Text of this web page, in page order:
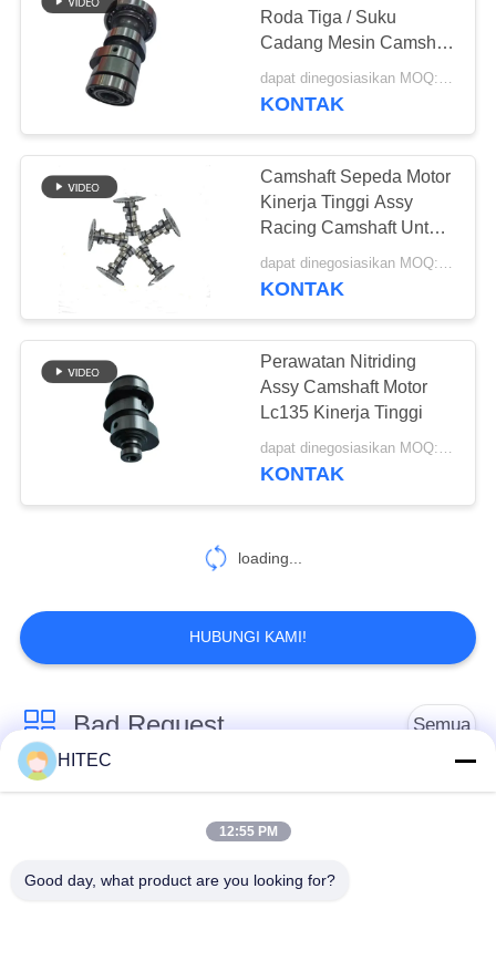
Roda Tiga / Suku
Cadang Mesin Camshaft
Transmisi Sepeda Motor
KONTAK
Camshaft Sepeda Motor
Kinerja Tinggi Assy
Racing Camshaft Untuk
Sepeda Motor GY6
dapat dinegosiasikan MOQ:300 ~ 500 pcs
KONTAK
Perawatan Nitriding
Assy Camshaft Motor
Lc135 Kinerja Tinggi
dapat dinegosiasikan MOQ:300 ~ 500 pcs
KONTAK
loading...
HUBUNGI KAMI!
Bad Request Semua
Suku Cadang
Kit Piston Sepeda
Motor
Blok Mesin Sepeda
Suku Cadang Mesin
HITEC
12:55 PM
Good day, what product are you looking for?